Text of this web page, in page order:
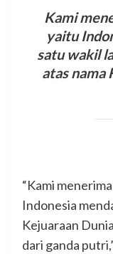
Kami
yaitu
satu wakil
atas nama
“Kami
Indonesia
Kejuaraan
dari ganda